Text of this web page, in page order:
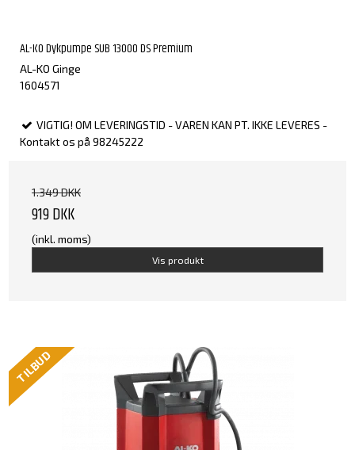
AL-KO Dykpumpe SUB 13000 DS Premium
AL-KO Ginge
1604571
VIGTIG! OM LEVERINGSTID - VAREN KAN PT. IKKE LEVERES -
Kontakt os på 98245222
1.349 DKK
919 DKK
(inkl. moms)
Vis produkt
TILBUD